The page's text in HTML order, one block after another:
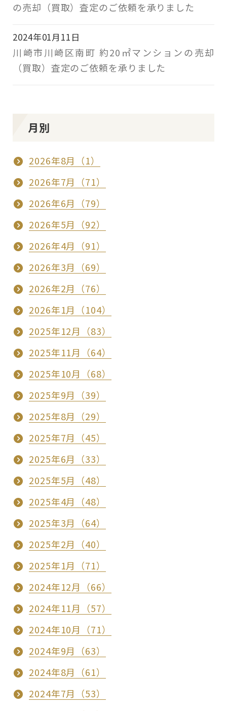
の売却（買取）査定のご依頼を承りました
2024年01月11日
川崎市川崎区南町 約20㎡マンションの売却
（買取）査定のご依頼を承りました
月別
2026年8月（1）
2026年7月（71）
2026年6月（79）
2026年5月（92）
2026年4月（91）
2026年3月（69）
2026年2月（76）
2026年1月（104）
2025年12月（83）
2025年11月（64）
2025年10月（68）
2025年9月（39）
2025年8月（29）
2025年7月（45）
2025年6月（33）
2025年5月（48）
2025年4月（48）
2025年3月（64）
2025年2月（40）
2025年1月（71）
2024年12月（66）
2024年11月（57）
2024年10月（71）
2024年9月（63）
2024年8月（61）
2024年7月（53）